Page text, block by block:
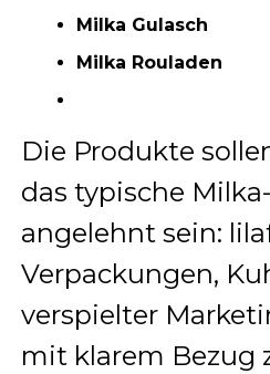
Milka Gulasch
Milka Rouladen
Die Produkte
das typische
angelehnt sein:
Verpackungen,
verspielter
mit klarem Bezug